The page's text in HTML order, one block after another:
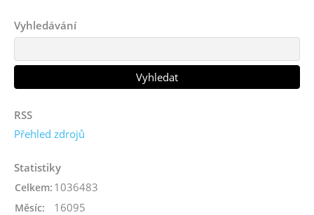
Vyhledávání
RSS
Přehled zdrojů
Statistiky
Celkem: 1036483
Měsíc: 16095